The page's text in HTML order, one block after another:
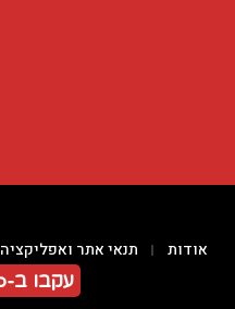
אודות תנאי אתר ואפליקציה
עקבו ב-WhatsApp